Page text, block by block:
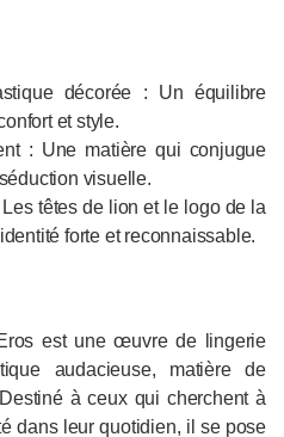
décorée : Un équilibre
et style.
: Une matière qui conjugue
visuelle.
têtes de lion et le logo de la
forte et reconnaissable.
est une œuvre de lingerie
audacieuse, matière de
à ceux qui cherchent à
dans leur quotidien, il se pose